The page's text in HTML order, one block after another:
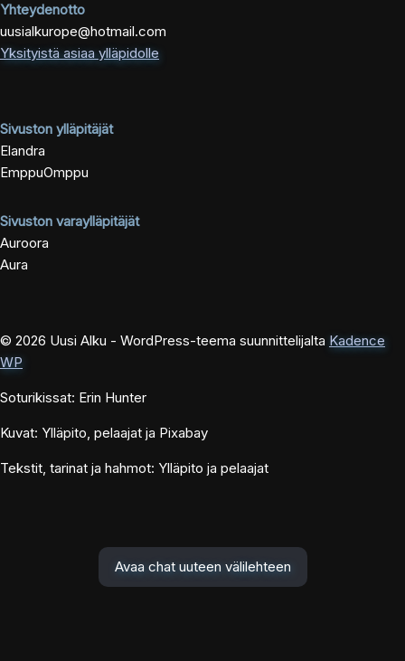
Yhteydenotto
uusialkurope@hotmail.com
Yksityistä asiaa ylläpidolle
Sivuston ylläpitäjät
Elandra
EmppuOmppu
Sivuston varaylläpitäjät
Auroora
Aura
© 2026 Uusi Alku - WordPress-teema suunnittelijalta Kadence
WP
Soturikissat: Erin Hunter
Kuvat: Ylläpito, pelaajat ja Pixabay
Tekstit, tarinat ja hahmot: Ylläpito ja pelaajat
Avaa chat uuteen välilehteen